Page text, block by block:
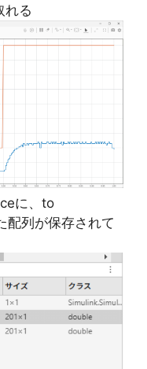
れる
に、to
配列が保存されて